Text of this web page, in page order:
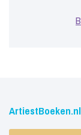
ArtiestBoeken.nl